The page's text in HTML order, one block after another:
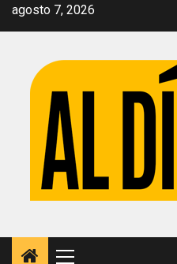
Saltar
agosto 7, 2026